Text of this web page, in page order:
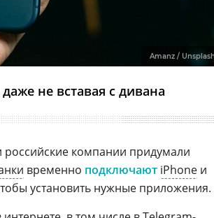
Amanz /
не вставая с дивана
российские компании придумали
временно подключают iPhone и
установить нужные приложения.